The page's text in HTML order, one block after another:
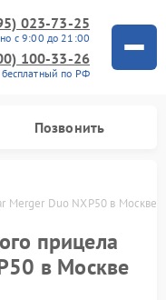
023-73-25
с 9:00 до 21:00
100-33-26
бесплатный по РФ
Позвонить
Merger Duo NXP50 в Москве
прицела
в Москве